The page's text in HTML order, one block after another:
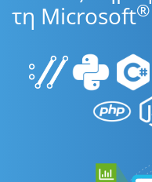
τη Microsoft®